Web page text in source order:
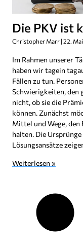
Die PKV ist
Christopher Marr 22.
Im Rahmen unserer
haben wir tagein
Fällen zu tun.
Schwierigkeiten, den
nicht, ob sie die
können. Zunächst
Mittel und Wege,
halten. Die
Lösungsansätze
Weiterlesen »